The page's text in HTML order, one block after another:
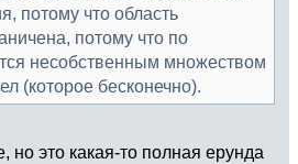
потому что область
потому что по
несобственным множеством
(которое бесконечно).
но это какая-то полная ерунда